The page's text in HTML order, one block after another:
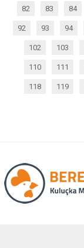
82 83 84
92 93 94
102 103
110 111
118 119